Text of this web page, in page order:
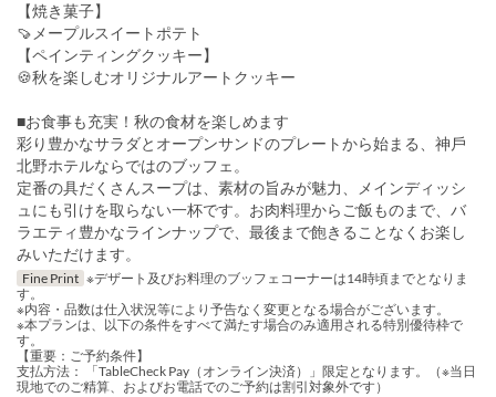
【焼き菓⼦】
🍠メープルスイートポテト
【ペインティングクッキー】
🍪秋を楽しむオリジナルアートクッキー
■お⾷事も充実！秋の⾷材を楽しめます
彩り豊かなサラダとオープンサンドのプレートから始まる、神⼾
北野ホテルならではのブッフェ。
定番の具だくさんスープは、素材の旨みが魅⼒、メインディッシ
ュにも引けを取らない⼀杯です。お⾁料理からご飯ものまで、バ
ラエティ豊かなラインナップで、最後まで飽きることなくお楽し
みいただけます。
Fine Print ※デザート及びお料理のブッフェコーナーは14時頃までとなりま
す。
※内容・品数は仕入状況等により予告なく変更となる場合がございます。
※本プランは、以下の条件をすべて満たす場合のみ適用される特別優待枠で
す。
【重要：ご予約条件】
支払方法： 「TableCheck Pay（オンライン決済）」限定となります。（※当日
現地でのご精算、およびお電話でのご予約は割引対象外です）